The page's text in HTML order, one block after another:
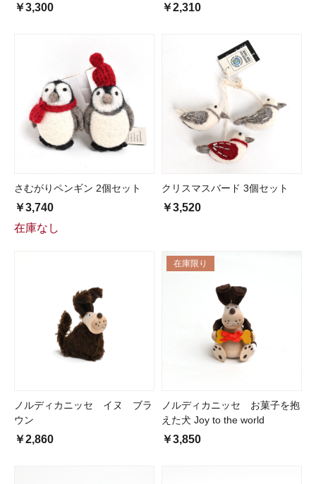
￥3,300 ￥2,310
さむがりペンギン 2個セット
￥3,740
在庫なし
クリスマスバード 3個セット
￥3,520
ノルディカニッセ イヌ ブラ
ウン
￥2,860
在庫限り
ノルディカニッセ お菓子を抱
えた犬 Joy to the world
￥3,850